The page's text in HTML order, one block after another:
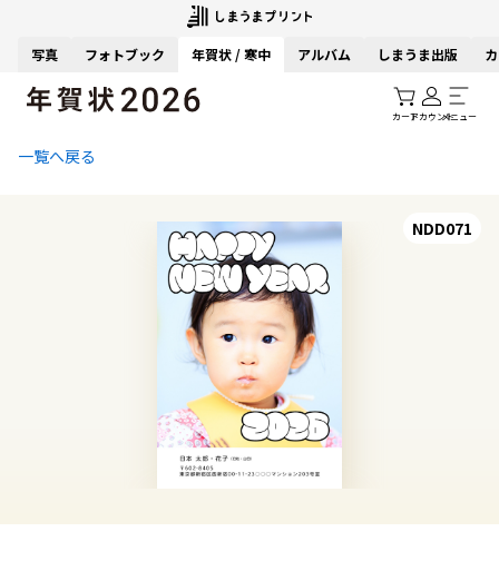
写真 フォトブック 年賀状 / 寒中 アルバム しまうま出版
カートアカウントメニュー
一覧へ戻る
NDD071